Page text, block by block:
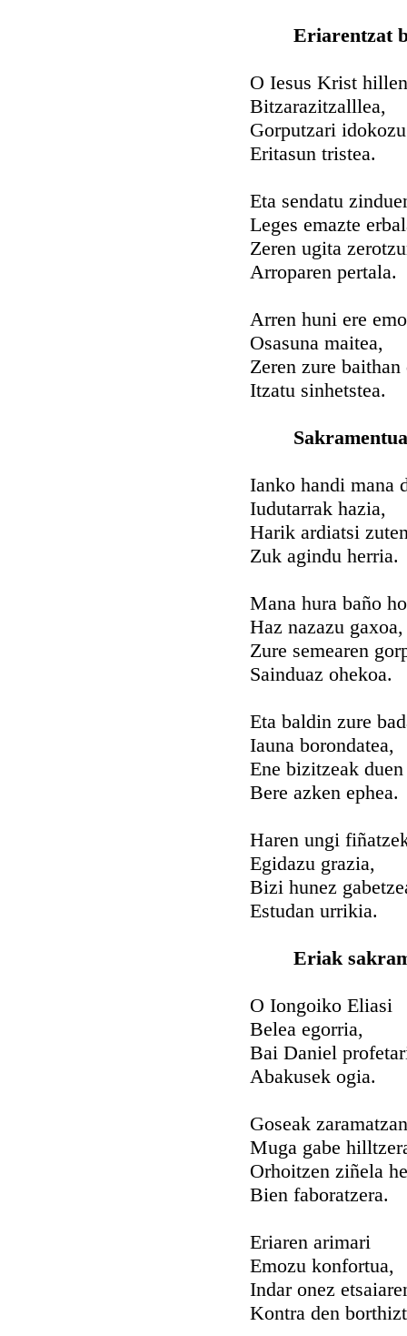
Eriarentzat
O Iesus Krist
Bitzarazitzalllea,
Gorputzari idokozu
Eritasun tristea.
Eta sendatu
Leges emazte
Zeren ugita
Arroparen pertala.
Arren huni ere
Osasuna maitea,
Zeren zure baithan
Itzatu sinhetstea.
Ianko handi mana
Iudutarrak hazia,
Harik ardiatsi
Zuk agindu herria.
Mana hura baño
Haz nazazu gaxoa,
Zure semearen
Sainduaz ohekoa.
Eta baldin zure
Iauna borondatea,
Ene bizitzeak duen
Bere azken ephea.
Haren ungi
Egidazu grazia,
Bizi hunez
Estudan urrikia.
Eriak
O Iongoiko Eliasi
Belea egorria,
Bai Daniel
Abakusek ogia.
Goseak
Muga gabe
Orhoitzen ziñela
Bien faboratzera.
Eriaren arimari
Emozu konfortua,
Indar onez
Kontra den